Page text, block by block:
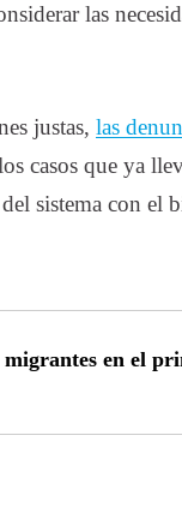
las
justas, las
casos que ya
sistema con el
migrantes en el